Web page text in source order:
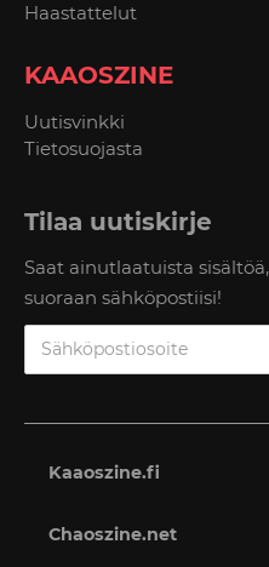
Haastattelut
KAAOSZINE
Uutisvinkki
Tietosuojasta
Tilaa uutiskirje
Saat ainutlaatuista
suoraan sähköpostiisi!
Kaaoszine.fi
Chaoszine.net